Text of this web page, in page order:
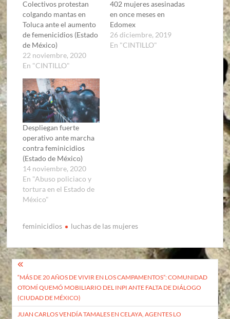
Colectivos protestan
colgando mantas en
Toluca ante el aumento
de femenicidios (Estado
de México)
22 noviembre, 2020
En "CINTILLO"
402 mujeres asesinadas
en once meses en
Edomex
26 diciembre, 2019
En "CINTILLO"
Despliegan fuerte
operativo ante marcha
contra feminicidios
(Estado de México)
14 noviembre, 2020
En "Abuso policiaco y
tortura en el Estado de
México"
feminicidios luchas de las mujeres
Navegación
de
entradas
“MÁS DE 20 AÑOS DE VIVIR EN LOS CAMPAMENTOS”: COMUNIDAD
OTOMÍ QUEMÓ MOBILIARIO DEL INPI ANTE FALTA DE DIÁLOGO
(CIUDAD DE MÉXICO)
JUAN CARLOS VENDÍA TAMALES EN CELAYA, AGENTES LO